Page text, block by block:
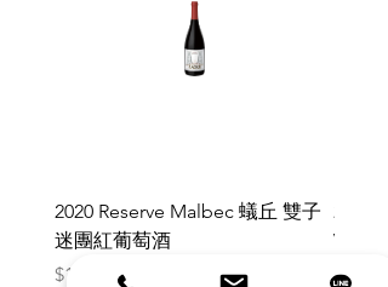
2020 Reserve Malbec 蟻丘 雙子
迷團紅葡萄酒
價格
$1,680.00
2021
黑皮